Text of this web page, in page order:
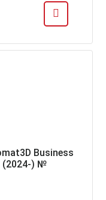
Business
(2024-) №